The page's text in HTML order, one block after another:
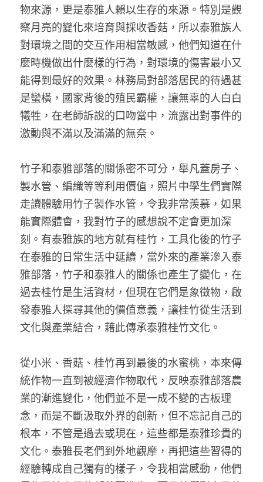
物來源，更是泰雅人賴以生存的來源。特別是觀
察月亮的變化來培育與採收香菇，所以泰雅族人
對環境之間的交互作用相當敏感，他們知道在什
麼時機做出什麼樣的行為，對環境的傷害最小又
能得到最好的效果。林務局對部落居民的待遇甚
是蠻橫，國家背後的殖民霸權，讓無辜的人白白
犧牲，在老師訴說的口吻當中，流露出對事件的
激動與不滿以及滿滿的無奈。
竹子和泰雅部落的關係密不可分，舉凡蓋房子、
製水管、編織等等利用價值，照片中學生們實際
走讀體驗用竹子製作水管，令我非常羨慕，如果
能實際體會，我對竹子的感想說不定會更加深
刻。有泰雅族的地方就有桂竹，工具化後的竹子
在泰雅的日常生活中延續，當外來的產業滲入泰
雅部落，竹子和泰雅人的關係也產生了變化，在
過去桂竹是生活資材，但現在它們是象徵物，啟
發泰雅人探尋其他的價值意義，讓桂竹從生活到
文化與產業結合，藉此傳承泰雅桂竹文化。
從小米、香菇、桂竹再到最後的水蜜桃，本來傳
統作物一直到被經濟作物取代，反映泰雅部落農
業的漸進變化，他們並不是一成不變的古板理
念，而是不斷汲取外界的創新，但不忘記自己的
根本，不管是過去或現在，這些都是泰雅珍貴的
文化。泰雅長老們到外地觀摩，再把這些習得的
經驗轉成自己獨有的樣子，令我相當感動，他們